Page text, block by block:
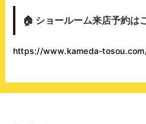
🏠 ショールーム来店予約は
https://www.kameda-